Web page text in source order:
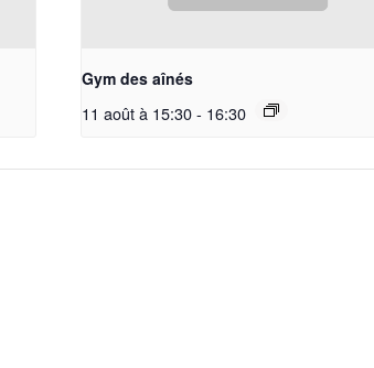
Gym des aînés
11 août à 15:30 - 16:30